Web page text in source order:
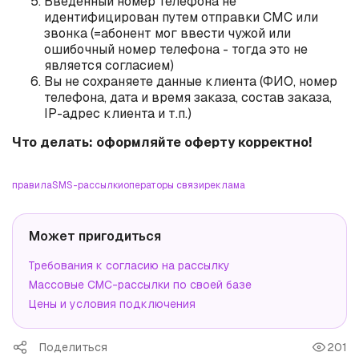
идентифицирован путем отправки СМС или
звонка (=абонент мог ввести чужой или
ошибочный номер телефона - тогда это не
является согласием)
Вы не сохраняете данные клиента (ФИО, номер
телефона, дата и время заказа, состав заказа,
IP-адрес клиента и т.п.)
Что делать: оформляйте оферту корректно!
правилаSMS-рассылкиоператоры связиреклама
Может пригодиться
Требования к согласию на рассылку
Массовые СМС-рассылки по своей базе
Цены и условия подключения
Поделиться 201